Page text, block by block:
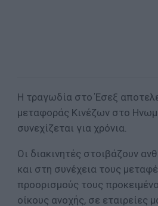
Η τραγωδία στο Έσεξ
μεταφοράς Κινέζων στο
συνεχίζεται για χρόνια.
Οι διακινητές στοιβάζουν
και στη συνέχεια τους
προορισμούς τους
οίκους ανοχής, σε εταιρείες